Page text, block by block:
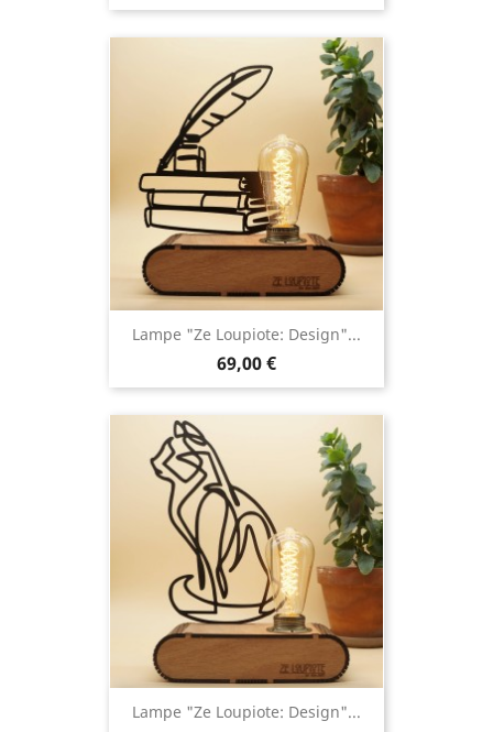
Lampe "Ze Loupiote: Design"...
69,00 €
Lampe "Ze Loupiote: Design"...